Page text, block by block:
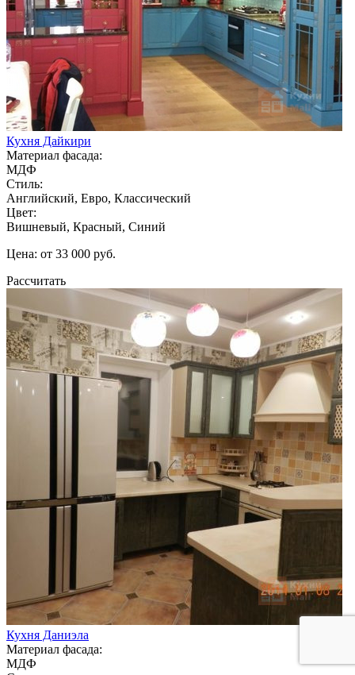
Кухня Дайкири
Материал фасада:
МДФ
Стиль:
Английский, Евро, Классический
Цвет:
Вишневый, Красный, Синий
Цена: от 33 000 руб.
Рассчитать
Кухня Даниэла
Материал фасада:
МДФ